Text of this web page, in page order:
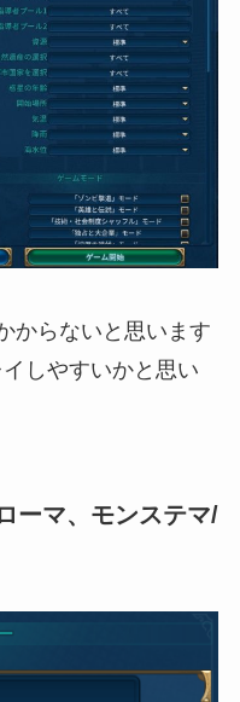
からないと思います
しやすいかと思い
ーマ、モンステマ/